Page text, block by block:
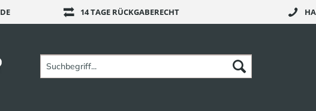
14 TAGE RÜCKGABERECHT